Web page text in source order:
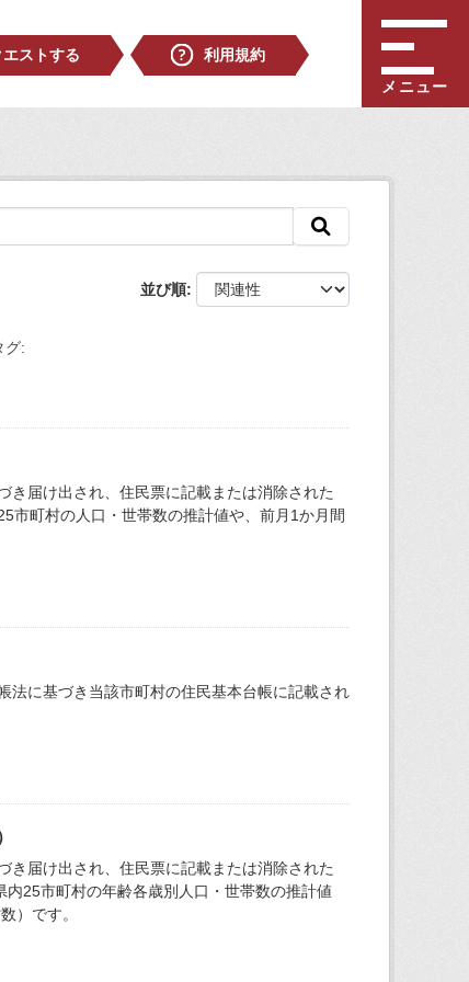
ストする
利用規約
メニュー
並び順
グ:
き届け出され、住民票に記載または消除された
市町村の人口・世帯数の推計値や、前月1か月間
法に基づき当該市町村の住民基本台帳に記載され
き届け出され、住民票に記載または消除された
25市町村の年齢各歳別人口・世帯数の推計値
）です。